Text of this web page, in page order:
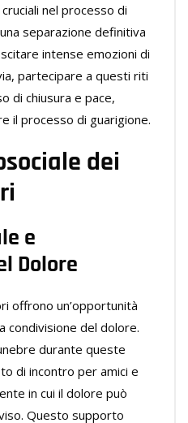
nel processo di
separazione definitiva
intense emozioni di
partecipare a questi riti
di chiusura e pace,
il processo di guarigione.
dei
e
Dolore
offrono un’opportunità
condivisione del dolore.
durante queste
di incontro per amici e
in cui il dolore può
Questo supporto